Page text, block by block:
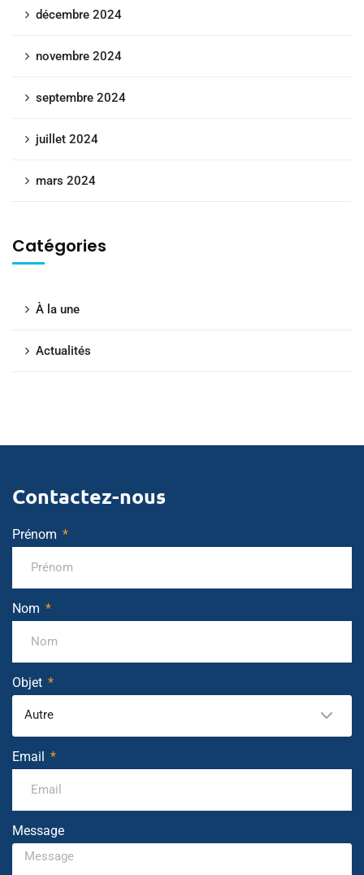
décembre 2024
novembre 2024
septembre 2024
juillet 2024
mars 2024
Catégories
À la une
Actualités
Contactez-nous
Prénom
Nom
Objet
Autre
Email
Message